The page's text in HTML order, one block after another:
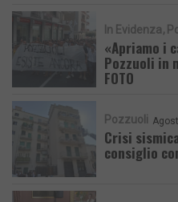
In Evidenza
«Apriamo i
Pozzuoli in
FOTO
Pozzuoli
Crisi
consiglio